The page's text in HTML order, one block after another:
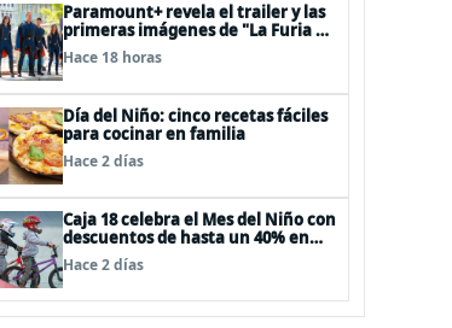
Paramount+ revela el trailer y las
primeras imágenes de "La Furia de
los Thundermans"
Hace 18 horas
Día del Niño: cinco recetas fáciles
para cocinar en familia
Hace 2 días
Caja 18 celebra el Mes del Niño con
descuentos de hasta un 40% en
panoramas, cine, shows y
streaming
Hace 2 días